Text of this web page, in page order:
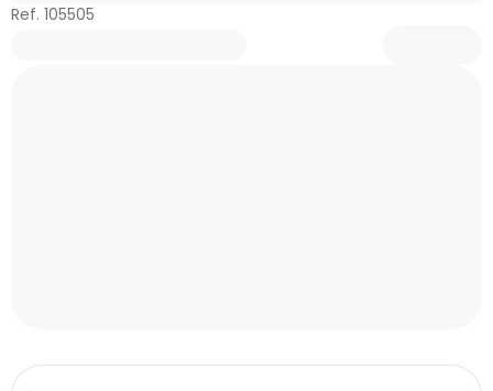
Ref. 105505